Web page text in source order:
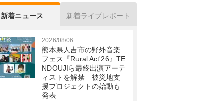
新着ニュース 新着ライブレポート
2026/08/06
熊本県人吉市の野外音楽
フェス『Rural Act'26』TE
NDOUJIら最終出演アーテ
ィストを解禁 被災地支
援プロジェクトの始動も
発表